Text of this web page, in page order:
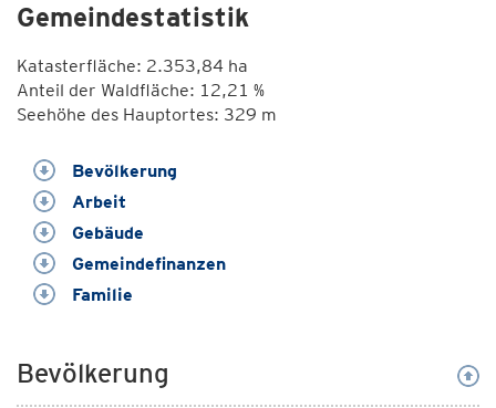
Gemeindestatistik
Katasterfläche: 2.353,84 ha
Anteil der Waldfläche: 12,21 %
Seehöhe des Hauptortes: 329 m
Bevölkerung
Arbeit
Gebäude
Gemeindefinanzen
Familie
Bevölkerung